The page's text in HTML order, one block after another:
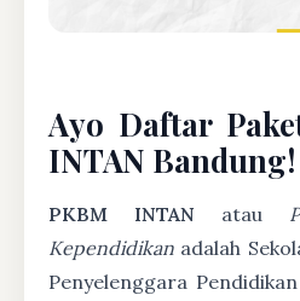
Ayo Daftar
INTAN Bandung!
PKBM INTAN atau
Kependidikan adalah
Penyelenggara